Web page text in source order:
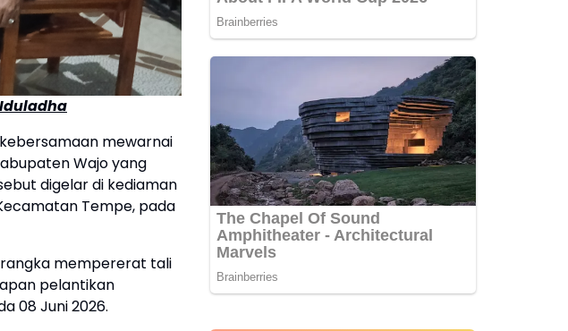
mewarnai
Wajo yang
digelar di kediaman
Tempe, pada
rangka mempererat tali
pelantikan
08 Juni 2026.